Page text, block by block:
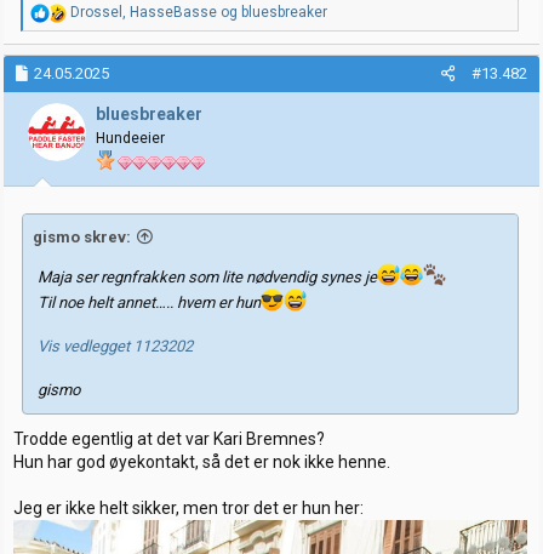
R
e
a
k
s
j
o
n
r
Drossel , HasseBasse og bluesbreaker
24.05.2025 #13.482
bluesbreaker
Hundeeier
gismo skrev:
Maja ser regnfrakken som lite nødvendig synes je
Til noe helt annet….. hvem er hun
Vis vedlegget 1123202
gismo
Trodde egentlig at det var Kari Bremnes?
Hun har god øyekontakt, så det er nok ikke henne.
Jeg er ikke helt sikker, men tror det er hun her: